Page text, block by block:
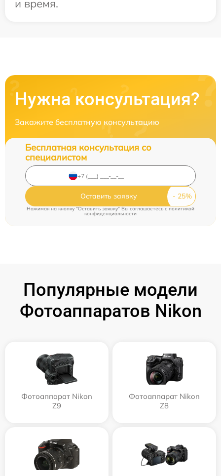
и время.
Нужна консультация?
Закажите бесплатную консультацию
Бесплатная консультация со
специалистом
Оставить заявку
Нажимая на кнопку "Оставить заявку" Вы соглашаетесь c политикой
конфиденциальности
Популярные модели
Фотоаппаратов Nikon
Фотоаппарат Nikon
Z9
Фотоаппарат Nikon
Z8